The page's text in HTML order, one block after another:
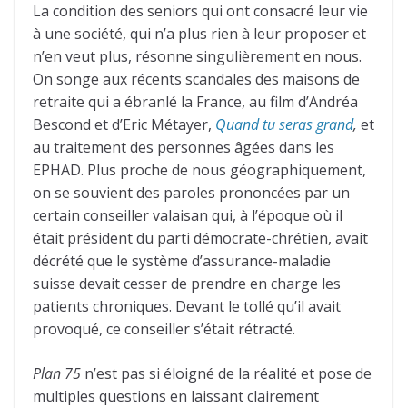
La condition des seniors qui ont consacré leur vie
à une société, qui n’a plus rien à leur proposer et
n’en veut plus, résonne singulièrement en nous.
On songe aux récents scandales des maisons de
retraite qui a ébranlé la France, au film d’Andréa
Bescond et d’Eric Métayer, Quand tu seras grand, et
au traitement des personnes âgées dans les
EPHAD. Plus proche de nous géographiquement,
on se souvient des paroles prononcées par un
certain conseiller valaisan qui, à l’époque où il
était président du parti démocrate-chrétien, avait
décrété que le système d’assurance-maladie
suisse devait cesser de prendre en charge les
patients chroniques. Devant le tollé qu’il avait
provoqué, ce conseiller s’était rétracté.
Plan 75 n’est pas si éloigné de la réalité et pose de
multiples questions en laissant clairement